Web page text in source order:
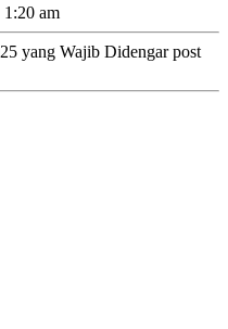
1:20 am